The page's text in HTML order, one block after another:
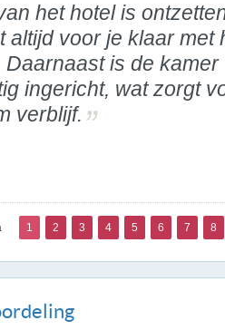
het hotel is
altijd voor je klaar met
is de kamer
ingericht, wat zorgt
verblijf.
1 2 3 4 5 6 7 8